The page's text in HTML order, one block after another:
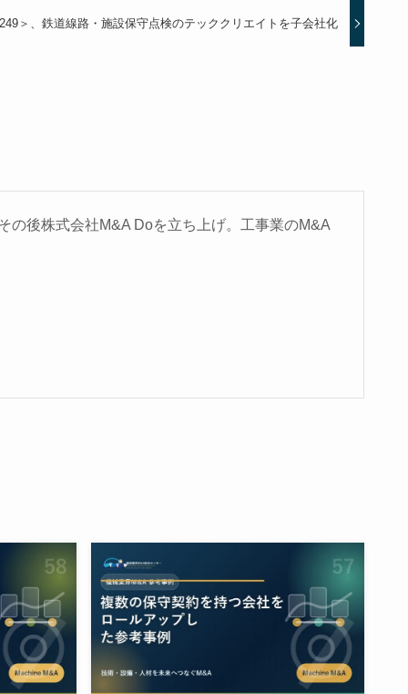
＞、鉄道線路・施設保守点検のテッククリエイトを子会社化
の後株式会社M&A Doを立ち上げ。工事業のM&A